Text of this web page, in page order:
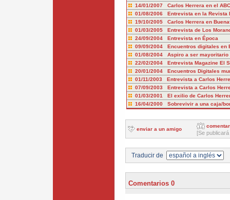
14/01/2007 Carlos Herrera en el ABC
01/08/2006 Entrevista en la Revista
19/10/2005 Carlos Herrera en
01/03/2005 Entrevista de Los
24/09/2004 Entrevista en Época
09/09/2004 Encuentros digitales en
01/08/2004 Aspiro a ser mayoritario
22/02/2004 Entrevista Magazine El
20/01/2004 Encuentros Digitales
01/11/2003 Entrevista a Carlos
07/09/2003 Entrevista a Carlos
01/03/2001 El exilio de Carlos
16/04/2000 Sobrevivir a una caja/
enviar a un amigo
comentar
[Se
Traducir de
Comentarios 0